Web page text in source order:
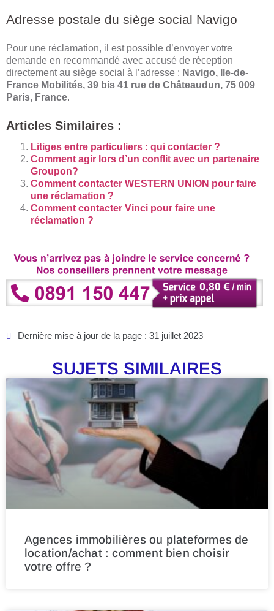
Adresse postale du siège social Navigo
Pour une réclamation, il est possible d’envoyer votre
demande en recommandé avec accusé de réception
directement au siège social à l’adresse : Navigo, Ile-de-
France Mobilités, 39 bis 41 rue de Châteaudun, 75 009
Paris, France.
Articles Similaires :
Litiges entre particuliers : qui contacter ?
Comment agir lors d’un conflit avec un partenaire
Groupon?
Comment contacter WESTERN UNION pour faire
une réclamation ?
Comment contacter Vinci pour faire une
réclamation ?
Dernière mise à jour de la page : 31 juillet 2023
SUJETS SIMILAIRES
Agences immobilières ou plateformes de
location/achat : comment bien choisir
votre offre ?